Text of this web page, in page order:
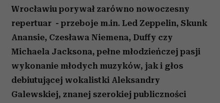
Wrocławiu porywał zarówno nowoczesny
repertuar - przeboje m.in. Led Zeppelin, Skunk
Anansie, Czesława Niemena, Duffy czy
Michaela Jacksona, pełne młodzieńczej pasji
wykonanie młodych muzyków, jak i głos
debiutującej wokalistki Aleksandry
Galewskiej, znanej szerokiej publiczności